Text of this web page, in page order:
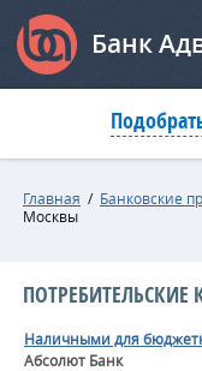
Банк
Главная / Банковские
Москвы
Наличными для
Абсолют Банк